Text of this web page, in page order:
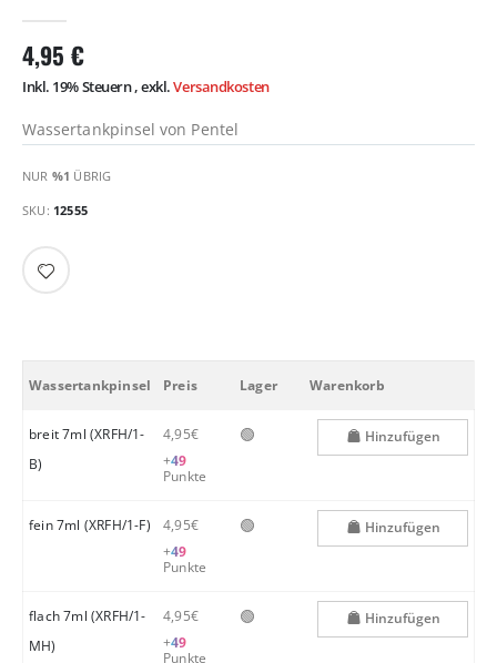
4,95 €
Inkl. 19% Steuern,exkl.Versandkosten
Wassertankpinsel von Pentel
NUR %1 ÜBRIG
SKU 12555
Wassertankpinsel Preis Lager Warenkorb
breit 7ml (XRFH/1-
B)
4,95€
+49
Punkte
🟢 Hinzufügen
fein 7ml (XRFH/1-F)
4,95€
+49
Punkte
🟢 Hinzufügen
flach 7ml (XRFH/1-
MH)
4,95€
+49
Punkte
🟢 Hinzufügen